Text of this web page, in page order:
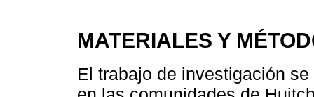
MATERIALES Y
El trabajo de investigación